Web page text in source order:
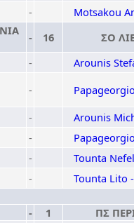
-
Motsakou
- 16
ΣΟ
-
Arounis
-
-
Arounis
-
-
Tounta
-
Tounta Lito
- 1
ΠΣ